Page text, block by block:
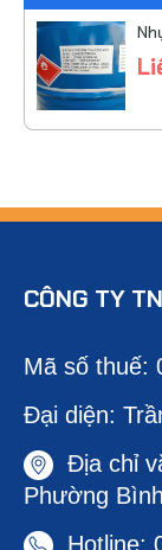
CÔNG TY
Mã số thuế:
Đại diện:
Địa chỉ
Phường
Hotline: